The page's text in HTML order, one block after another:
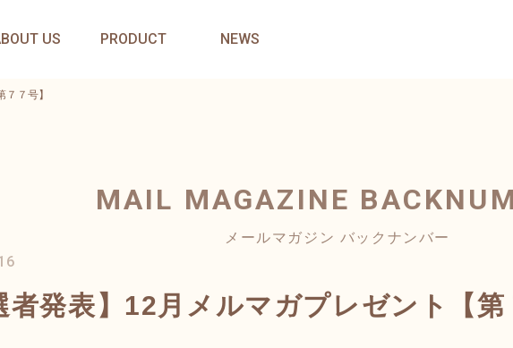
US PRODUCT NEWS
７号】
MAIL MAGAZINE
メールマガジン バックナンバー
者発表】12月メルマガプレゼント【第